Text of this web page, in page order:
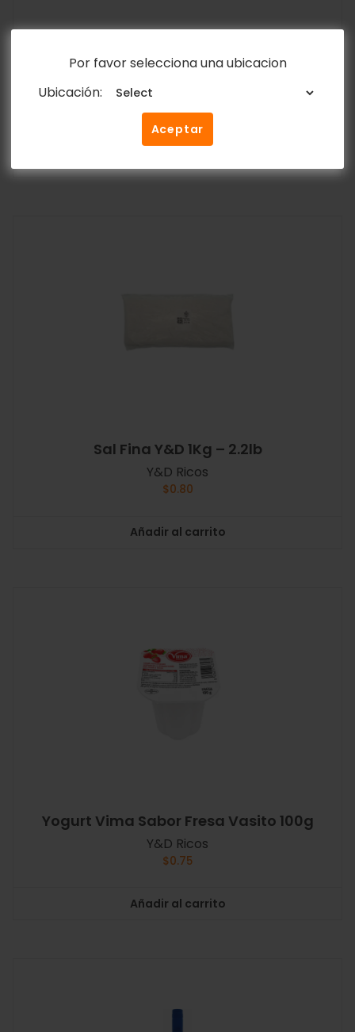
Por favor selecciona una ubicacion
Ubicación:
Aceptar
Jamón Pierna Ahumado Lasqueado Y&D
Y&D Ricos
Sal Fina Y&D 1Kg – 2.2lb
Y&D Ricos
$0.80
Añadir al carrito
Yogurt Vima Sabor Fresa Vasito 100g
Y&D Ricos
$0.75
Añadir al carrito